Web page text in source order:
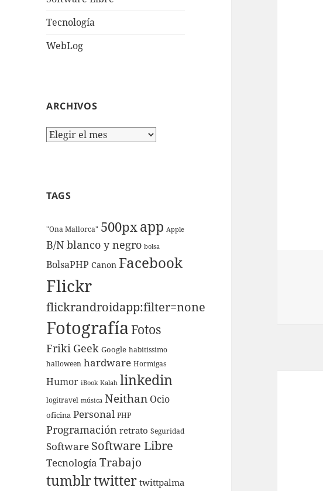
Tecnologí­a
WebLog
ARCHIVOS
Archivos
TAGS
"Ona Mallorca" 500pxapp Apple
B/Nblanco y negro bolsa
BolsaPHP Canon Facebook
Flickr
flickrandroidapp:filter=none
Fotografí­aFotos
Friki Geek Google habitissimo
halloween hardware Hormigas
Humor iBook Kalah linkedin
logitravel música Neithan Ocio
oficina Personal PHP
Programación retrato Seguridad
Software Software Libre
Tecnologí­a Trabajo
tumblrtwitter twittpalma